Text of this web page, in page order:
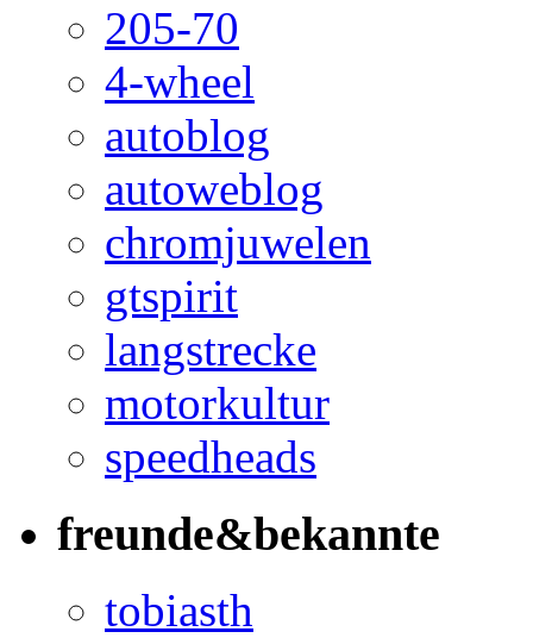
205-70
4-wheel
autoblog
autoweblog
chromjuwelen
gtspirit
langstrecke
motorkultur
speedheads
freunde&bekannte
tobiasth